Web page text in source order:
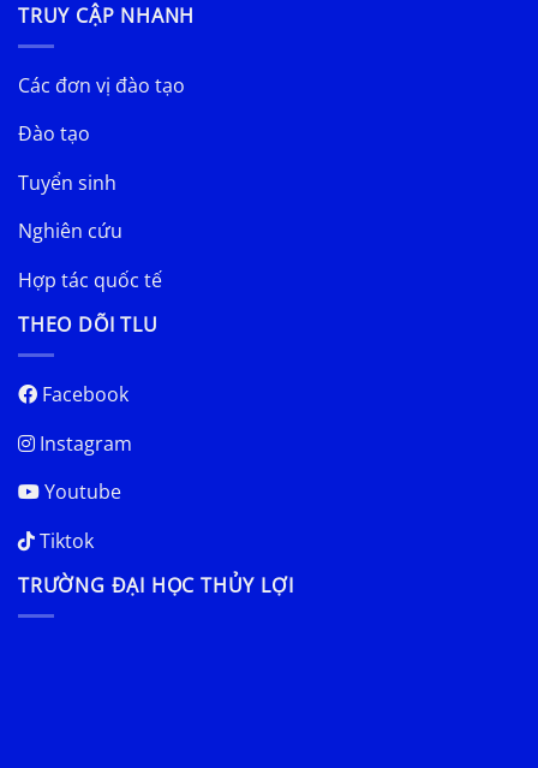
TRUY CẬP NHANH
Các đơn vị đào tạo
Đào tạo
Tuyển sinh
Nghiên cứu
Hợp tác quốc tế
THEO DÕI TLU
Facebook
Instagram
Youtube
Tiktok
TRƯỜNG ĐẠI HỌC THỦY LỢI